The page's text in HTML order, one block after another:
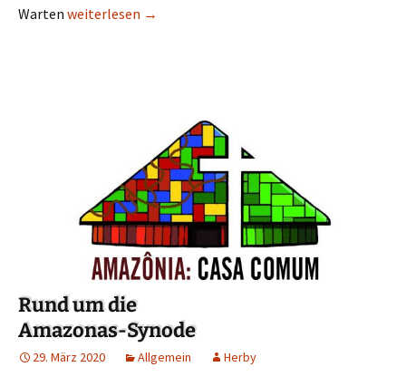
Warten Unser Kirchentagebuch 12
weiterlesen →
Rund um die
Amazonas-Synode
29. März 2020 Allgemein Herby